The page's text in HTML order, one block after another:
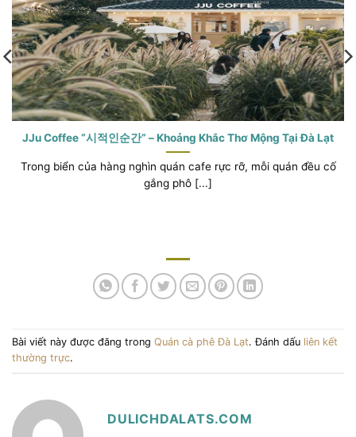
JJu Coffee “시적인순간” – Khoảng Khắc Thơ Mộng Tại Đà Lạt
Trong biển của hàng nghìn quán cafe rực rỡ, mỗi quán đều cố
gắng phô [...]
Bài viết này được đăng trong Quán cà phê Đà Lạt. Đánh dấu liên kết
thường trực.
DULICHDALATS.COM